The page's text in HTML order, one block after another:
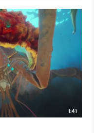
Neu mit dabei ist
Video zeigen wir
dreistündigen
Abenteuer
fiesen Raubfischen
mit weniger viel
auf Steam, im Epic
Early-Access
5 oder
bekannt. Der Early-
1:41